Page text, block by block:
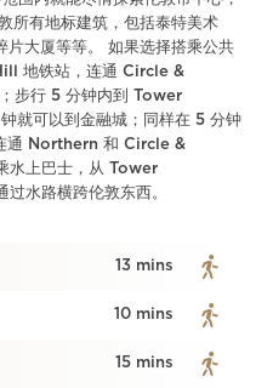
所有地标建筑，包括泰特美术
片大厦等等。 如果选择搭乘公共
地铁站，连通 Circle &
步行 5 分钟内到 Tower
就可以到金融城；同样在 5 分钟
通 Northern 和 Circle &
水上巴士，从 Tower
水路横跨伦敦东西。
13 mins
10 mins
15 mins